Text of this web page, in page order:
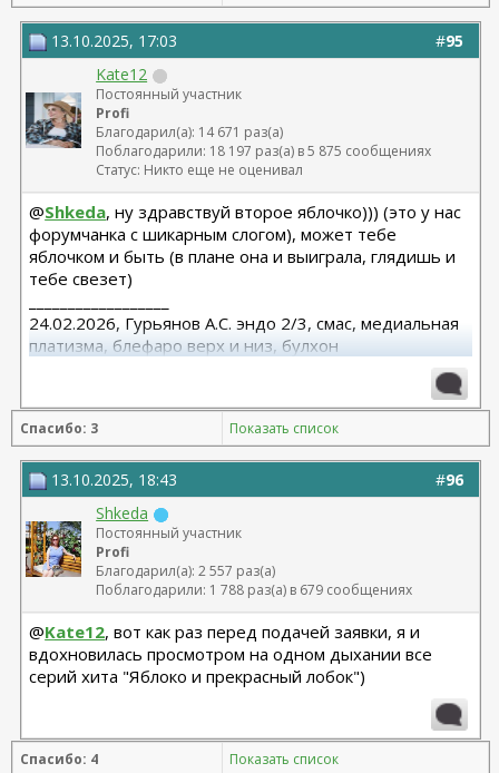
#95
13.10.2025, 17:03
Kate12
Постоянный участник
Profi
Благодарил(а): 14 671 раз(а)
Поблагодарили: 18 197 раз(а) в 5 875 сообщениях
Статус: Никто еще не оценивал
@Shkeda, ну здравствуй второе яблочко))) (это у нас
форумчанка с шикарным слогом), может тебе
яблочком и быть (в плане она и выиграла, глядишь и
тебе свезет)
24.02.2026, Гурьянов А.С. эндо 2/3, смас, медиальная
платизма, блефаро верх и низ, булхон
08.2015, allergan 240, 255. Аврамович А.Г., Клиника СЛ
(молодости и красоты)
Спасибо: 3 Показать список
#96
13.10.2025, 18:43
Shkeda
Постоянный участник
Profi
Благодарил(а): 2 557 раз(а)
Поблагодарили: 1 788 раз(а) в 679 сообщениях
@Kate12, вот как раз перед подачей заявки, я и
вдохновилась просмотром на одном дыхании все
серий хита "Яблоко и прекрасный лобок")
Спасибо: 4 Показать список